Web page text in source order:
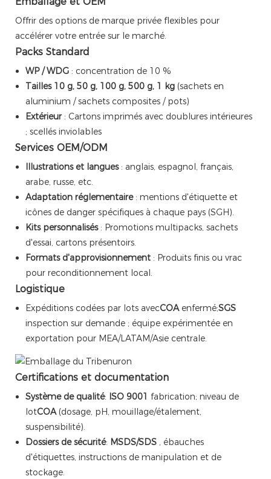
Offrir des options de marque privée flexibles pour
accélérer votre entrée sur le marché.
Packs Standard
WP / WDG: concentration de 10 %
Tailles 10 g, 50 g, 100 g, 500 g, 1 kg(sachets en
aluminium / sachets composites / pots)
Extérieur: Cartons imprimés avec doublures intérieures
; scellés inviolables
Services OEM/ODM
Illustrations et langues: anglais, espagnol, français,
arabe, russe, etc.
Adaptation réglementaire: mentions d'étiquette et
icônes de danger spécifiques à chaque pays (SGH).
Kits personnalisés: Promotions multipacks, sachets
d'essai, cartons présentoirs.
Formats d'approvisionnement: Produits finis ou vrac
pour reconditionnement local.
Logistique
Expéditions codées par lots avecCOAenfermé;SGS
inspection sur demande ; équipe expérimentée en
exportation pour MEA/LATAM/Asie centrale.
Certifications et documentation
Système de qualité: ISO 9001 fabrication; niveau de
lotCOA(dosage, pH, mouillage/étalement,
suspensibilité).
Dossiers de sécurité: MSDS/SDS, ébauches
d'étiquettes, instructions de manipulation et de
stockage.